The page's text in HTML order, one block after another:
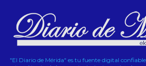
"El Diario de Mérida" es tu fuente digital